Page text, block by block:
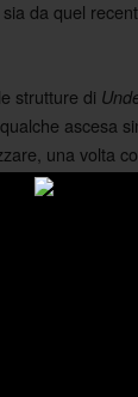
da quel
strutture di
ascesa
una volta
si palesa in
la fase
può mai
del
di fondo di
gli